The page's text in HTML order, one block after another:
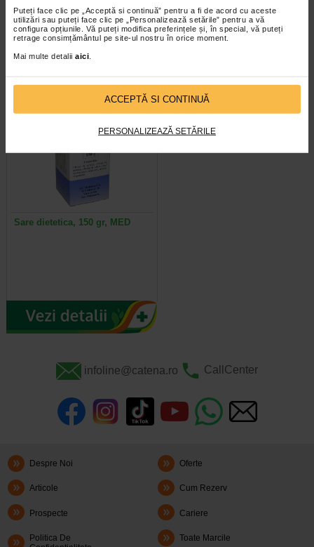
Puteți face clic pe „Acceptă si continuă” pentru a fi de acord cu aceste
utilizări sau puteți face clic pe „Personalizează setările” pentru a vă
configura opțiunile. Vă puteți modifica preferințele și, în special, vă puteți
retrage consimțământul pe site-ul nostru în orice moment.
Mai multe detalii aici
ACCEPTĂ SI CONTINUĂ
PERSONALIZEAZĂ SETĂRILE
Denumire comuna
internationala BARII SULFAS
Actiune terapeutica MEDII…
Rinofug 0,1%, picaturi nazale,
solutie, este indicat copiilor cu
Sare dietetica, 150 gr, MED
infoline@catena.ro CallCenter
Despre Noi Oferte
Articole Cum Rezerv
Prospecte Cariere
Politica De
Toate Marcile